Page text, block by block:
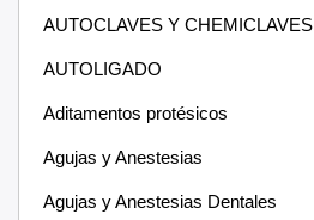
AUTOCLAVES Y CHEMICLAVES
AUTOLIGADO
Aditamentos protésicos
Agujas y Anestesias
Agujas y Anestesias Dentales